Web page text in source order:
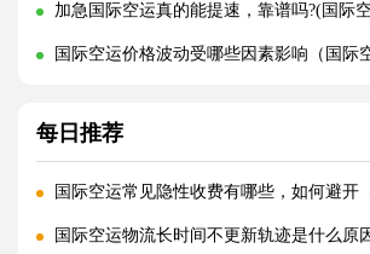
加急国际空运真的能提速，靠谱吗?(国际
国际空运价格波动受哪些因素影响（国际
每日推荐
国际空运常见隐性收费有哪些，如何避开
国际空运物流长时间不更新轨迹是什么原